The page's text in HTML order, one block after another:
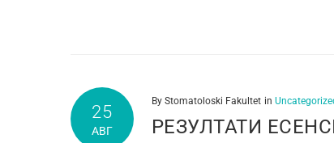
25
АВГ
By Stomatoloski Fakultet in
РЕЗУЛТАТИ